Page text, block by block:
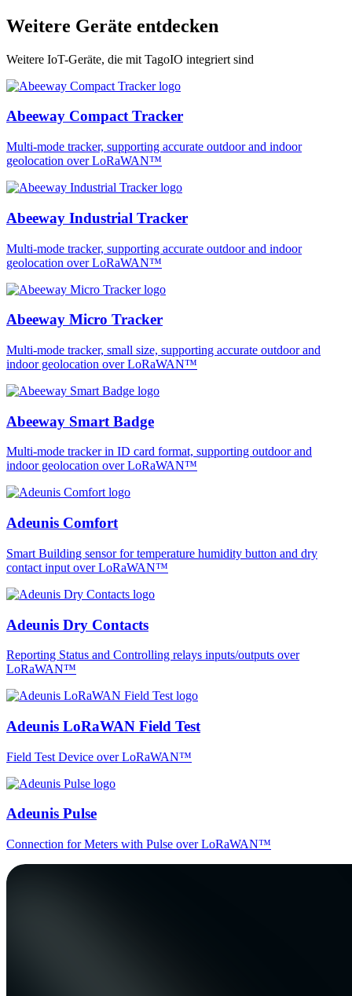
Weitere Geräte entdecken
Weitere IoT-Geräte, die mit TagoIO integriert sind
Abeeway Compact Tracker
Multi-mode tracker, supporting accurate outdoor and indoor
geolocation over LoRaWAN™
Abeeway Industrial Tracker
Multi-mode tracker, supporting accurate outdoor and indoor
geolocation over LoRaWAN™
Abeeway Micro Tracker
Multi-mode tracker, small size, supporting accurate outdoor and
indoor geolocation over LoRaWAN™
Abeeway Smart Badge
Multi-mode tracker in ID card format, supporting outdoor and
indoor geolocation over LoRaWAN™
Adeunis Comfort
Smart Building sensor for temperature humidity button and dry
contact input over LoRaWAN™
Adeunis Dry Contacts
Reporting Status and Controlling relays inputs/outputs over
LoRaWAN™
Adeunis LoRaWAN Field Test
Field Test Device over LoRaWAN™
Adeunis Pulse
Connection for Meters with Pulse over LoRaWAN™